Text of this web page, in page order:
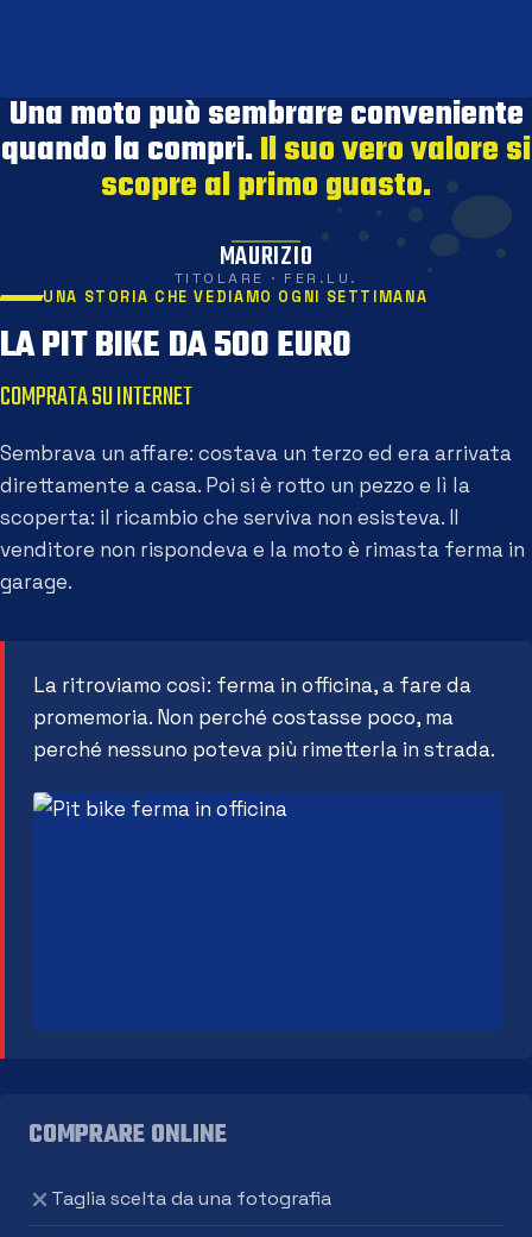
Una moto può sembrare conveniente
quando la compri.Il suo vero valore si
scopre al primo guasto.
MAURIZIO
TITOLARE · FER.LU.
UNA STORIA CHE VEDIAMO OGNI SETTIMANA
LA PIT BIKE DA 500 EURO
COMPRATA SU INTERNET
Sembrava un affare: costava un terzo ed era arrivata
direttamente a casa. Poi si è rotto un pezzo e lì la
scoperta: il ricambio che serviva non esisteva. Il
venditore non rispondeva e la moto è rimasta ferma in
garage.
La ritroviamo così: ferma in officina, a fare da
promemoria. Non perché costasse poco, ma
perché nessuno poteva più rimetterla in strada.
COMPRARE ONLINE
Taglia scelta da una fotografia